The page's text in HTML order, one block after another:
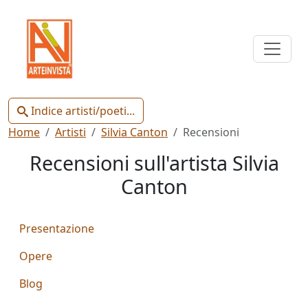
Indice artisti/poeti...
Indice
Artisti
Poeti
Artisti
Home Artisti Silvia Canton Recensioni
Recensioni sull'artista Silvia
Canton
Presentazione
Opere
Blog